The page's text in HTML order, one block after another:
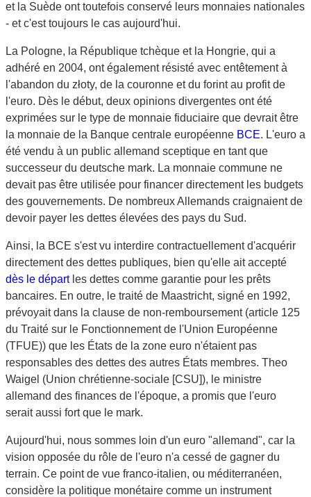
et la Suède ont toutefois conservé leurs monnaies nationales
- et c'est toujours le cas aujourd'hui.
La Pologne, la République tchèque et la Hongrie, qui a
adhéré en 2004, ont également résisté avec entêtement à
l'abandon du złoty, de la couronne et du forint au profit de
l'euro. Dès le début, deux opinions divergentes ont été
exprimées sur le type de monnaie fiduciaire que devrait être
la monnaie de la Banque centrale européenne BCE. L'euro a
été vendu à un public allemand sceptique en tant que
successeur du deutsche mark. La monnaie commune ne
devait pas être utilisée pour financer directement les budgets
des gouvernements. De nombreux Allemands craignaient de
devoir payer les dettes élevées des pays du Sud.
Ainsi, la BCE s'est vu interdire contractuellement d'acquérir
directement des dettes publiques, bien qu'elle ait accepté
dès le départles dettes comme garantie pour les prêts
bancaires. En outre, le traité de Maastricht, signé en 1992,
prévoyait dans la clause de non-remboursement (article 125
du Traité sur le Fonctionnement de l'Union Européenne
(TFUE)) que les États de la zone euro n'étaient pas
responsables des dettes des autres États membres. Theo
Waigel (Union chrétienne-sociale [CSU]), le ministre
allemand des finances de l'époque, a promis que l'euro
serait aussi fort que le mark.
Aujourd'hui, nous sommes loin d'un euro "allemand", car la
vision opposée du rôle de l'euro n'a cessé de gagner du
terrain. Ce point de vue franco-italien, ou méditerranéen,
considère la politique monétaire comme un instrument